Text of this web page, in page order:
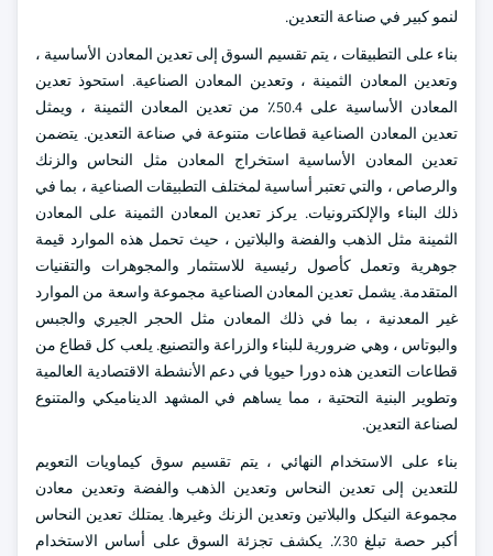
لنمو كبير في صناعة التعدين.
بناء على التطبيقات ، يتم تقسيم السوق إلى تعدين المعادن الأساسية ،
وتعدين المعادن الثمينة ، وتعدين المعادن الصناعية. استحوذ تعدين
المعادن الأساسية على 50.4٪ من تعدين المعادن الثمينة ، ويمثل
تعدين المعادن الصناعية قطاعات متنوعة في صناعة التعدين. يتضمن
تعدين المعادن الأساسية استخراج المعادن مثل النحاس والزنك
والرصاص ، والتي تعتبر أساسية لمختلف التطبيقات الصناعية ، بما في
ذلك البناء والإلكترونيات. يركز تعدين المعادن الثمينة على المعادن
الثمينة مثل الذهب والفضة والبلاتين ، حيث تحمل هذه الموارد قيمة
جوهرية وتعمل كأصول رئيسية للاستثمار والمجوهرات والتقنيات
المتقدمة. يشمل تعدين المعادن الصناعية مجموعة واسعة من الموارد
غير المعدنية ، بما في ذلك المعادن مثل الحجر الجيري والجبس
والبوتاس ، وهي ضرورية للبناء والزراعة والتصنيع. يلعب كل قطاع من
قطاعات التعدين هذه دورا حيويا في دعم الأنشطة الاقتصادية العالمية
وتطوير البنية التحتية ، مما يساهم في المشهد الديناميكي والمتنوع
لصناعة التعدين.
بناء على الاستخدام النهائي ، يتم تقسيم سوق كيماويات التعويم
للتعدين إلى تعدين النحاس وتعدين الذهب والفضة وتعدين معادن
مجموعة النيكل والبلاتين وتعدين الزنك وغيرها. يمتلك تعدين النحاس
أكبر حصة تبلغ 30٪. يكشف تجزئة السوق على أساس الاستخدام